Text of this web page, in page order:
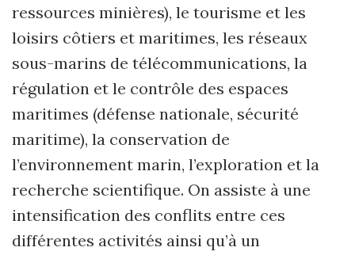
ressources minières), le tourisme et les
loisirs côtiers et maritimes, les réseaux
sous-marins de télécommunications, la
régulation et le contrôle des espaces
maritimes (défense nationale, sécurité
maritime), la conservation de
l’environnement marin, l’exploration et la
recherche scientifique. On assiste à une
intensification des conflits entre ces
différentes activités ainsi qu’à un